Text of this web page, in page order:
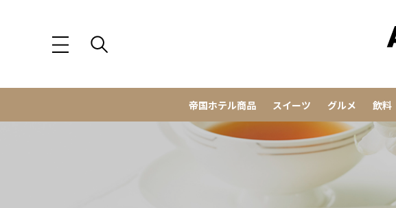
帝国ホテル商品 スイーツ グルメ 飲料